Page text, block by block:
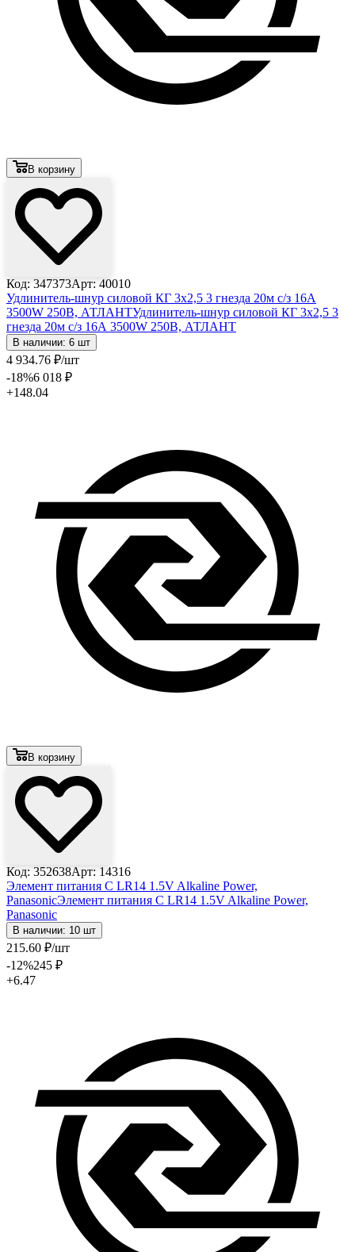
В корзину
Код: 347373Арт: 40010
Удлинитель-шнур силовой КГ 3х2,5 3 гнезда 20м с/з 16А
3500W 250В, АТЛАНТУдлинитель-шнур силовой КГ 3х2,5 3
гнезда 20м с/з 16А 3500W 250В, АТЛАНТ
В наличии: 6 шт
4 934.76 ₽/шт
-18%6 018 ₽
+148.04
В корзину
Код: 352638Арт: 14316
Элемент питания C LR14 1.5V Alkaline Power,
PanasonicЭлемент питания C LR14 1.5V Alkaline Power,
Panasonic
В наличии: 10 шт
215.60 ₽/шт
-12%245 ₽
+6.47